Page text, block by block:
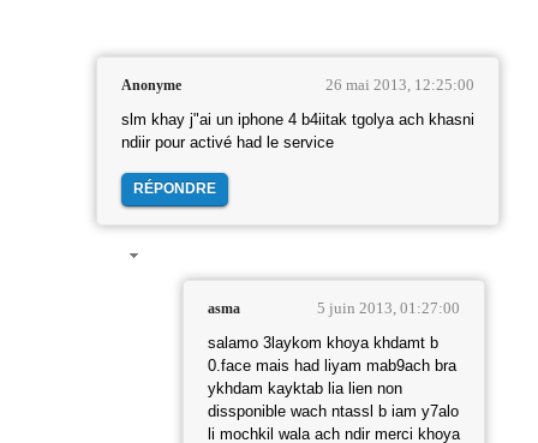
Anonyme 26 mai 2013, 12:25:00
slm khay j"ai un iphone 4 b4iitak tgolya ach khasni
ndiir pour activé had le service
RÉPONDRE
asma 5 juin 2013, 01:27:00
salamo 3laykom khoya khdamt b
0.face mais had liyam mab9ach bra
ykhdam kayktab lia lien non
dissponible wach ntassl b iam y7alo
li mochkil wala ach ndir merci khoya